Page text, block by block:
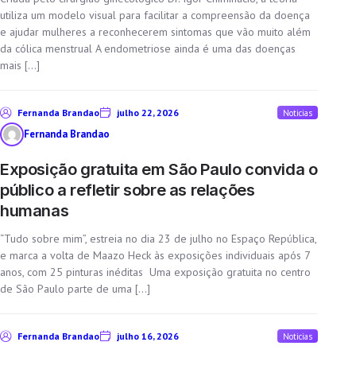
utiliza um modelo visual para facilitar a compreensão da doença
e ajudar mulheres a reconhecerem sintomas que vão muito além
da cólica menstrual A endometriose ainda é uma das doenças
mais […]
Fernanda Brandao julho 22, 2026 Noticias
Fernanda Brandao
Exposição gratuita em São Paulo convida o
público a refletir sobre as relações
humanas
“Tudo sobre mim”, estreia no dia 23 de julho no Espaço República,
e marca a volta de Maazo Heck às exposições individuais após 7
anos, com 25 pinturas inéditas Uma exposição gratuita no centro
de São Paulo parte de uma […]
Fernanda Brandao julho 16, 2026 Noticias